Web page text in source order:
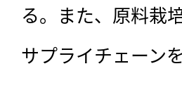
る。また、原料栽
サプライチェーン